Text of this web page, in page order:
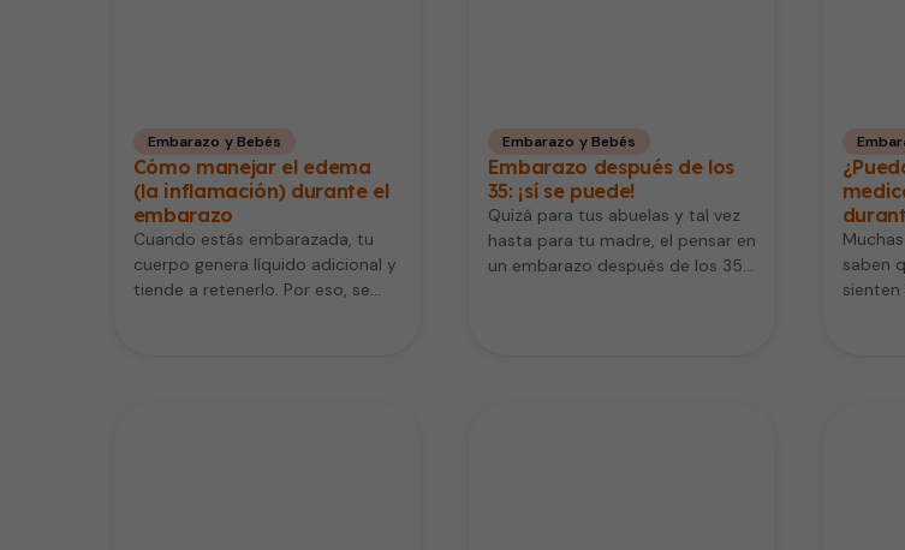
Embarazo y Bebés
Cómo manejar el edema
(la inflamación) durante el
embarazo
Cuando estás embarazada, tu
cuerpo genera líquido adicional y
tiende a retenerlo. Por eso, se
Embarazo y Bebés
Embarazo después de los
35: ¡sí se puede!
Quizá para tus abuelas y tal vez
hasta para tu madre, el pensar en
un embarazo después de los 35…
saben